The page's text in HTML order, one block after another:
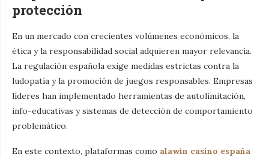
protección
En un mercado con crecientes volúmenes económicos, la
ética y la responsabilidad social adquieren mayor relevancia.
La regulación española exige medidas estrictas contra la
ludopatía y la promoción de juegos responsables. Empresas
líderes han implementado herramientas de autolimitación,
info-educativas y sistemas de detección de comportamiento
problemático.
En este contexto, plataformas como alawin casino españa